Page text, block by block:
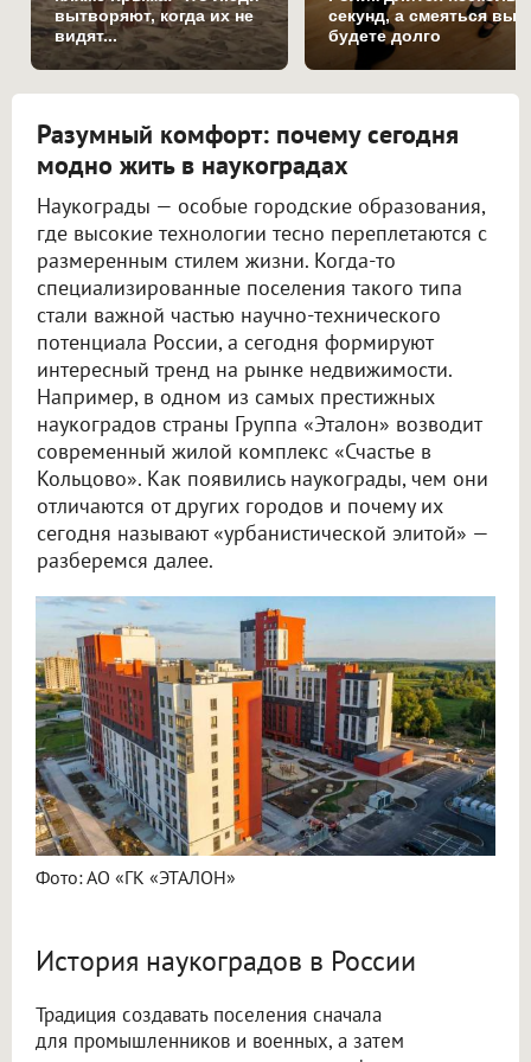
вытворяют, когда их не
видят...
секунд, а смеяться вы
будете долго
Разумный комфорт: почему сегодня
модно жить в наукоградах
Наукограды — особые городские образования,
где высокие технологии тесно переплетаются с
размеренным стилем жизни. Когда-то
специализированные поселения такого типа
стали важной частью научно-технического
потенциала России, а сегодня формируют
интересный тренд на рынке недвижимости.
Например, в одном из самых престижных
наукоградов страны Группа «Эталон» возводит
современный жилой комплекс «Счастье в
Кольцово». Как появились наукограды, чем они
отличаются от других городов и почему их
сегодня называют «урбанистической элитой» —
разберемся далее.
Фото: АО «ГК «ЭТАЛОН»
История наукоградов в России
Традиция создавать поселения сначала
для промышленников и военных, а затем